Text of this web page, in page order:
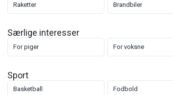
Raketter Brandbiler
Særlige interesser
For piger For voksne
Sport
Basketball Fodbold